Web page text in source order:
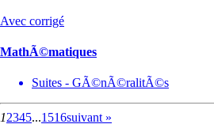
Avec corrigé
MathÃ©matiques
Suites - GÃ©nÃ©ralitÃ©s
12345...1516suivant »